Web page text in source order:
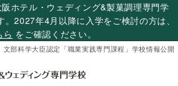
ホテル・ウェディング&製菓調理専門学
2027年4月以降に入学をご検討の方は、
ら をご確認ください。
文部科学大臣認定「職業実践専門課程」学校情報公開